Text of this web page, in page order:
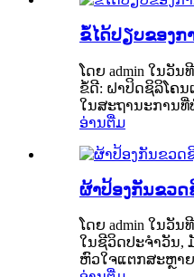
ຂໍ້ໄດ້ປຽບຂອງກ
ໂດຍ admin ໃນວັນທີ
ຂໍ້ດີ: ຝາປິດຊິລິໂຄ
ໃນສະຖານະການທີ່
ອ່ານຕື່ມ
ຜ້າປ້ອງກັນຂວດ
ໂດຍ admin ໃນວັນທີ
ໃນຊີວິດປະຈຳວັນ,
ຫົວໃຈແຕກສະຫຼາຍ